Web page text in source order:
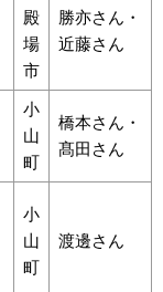
殿
場
市
勝亦さん・
近藤さん
小
山
町
橋本さん・
髙田さん
小
山
町
渡邊さん